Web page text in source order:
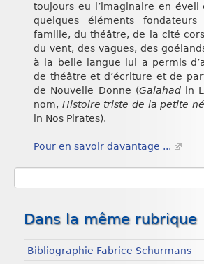
toujours eu l’imaginaire en éveil
quelques éléments
famille, du théâtre, de la cité
du vent, des vagues, des
à la belle langue lui a permis
de théâtre et d’écriture et de
de Nouvelle Donne (Galahadin
nom, Histoire triste de la petite
in Nos Pirates).
Pour en savoir davantage ...
Dans la même rubrique
Bibliographie Fabrice Schurmans